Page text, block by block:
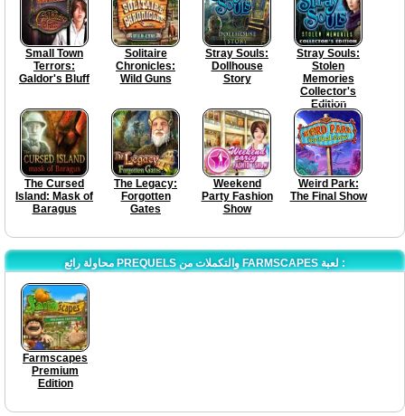
Small Town
Terrors:
Galdor's Bluff
Solitaire
Chronicles:
Wild Guns
Stray Souls:
Dollhouse
Story
Stray Souls:
Stolen
Memories
Collector's
Edition
The Cursed
Island: Mask of
Baragus
The Legacy:
Forgotten
Gates
Weekend
Party Fashion
Show
Weird Park:
The Final Show
محاولة رائع PREQUELS والتكملات من FARMSCAPES لعبة :
Farmscapes
Premium
Edition